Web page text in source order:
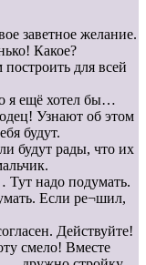
заветное желание.
Какое?
для всей
я ещё хотел бы…
Узнают об этом
будут.
будут рады, что их
Тут надо подумать.
Если ре¬шил,
Действуйте!
смело! Вместе